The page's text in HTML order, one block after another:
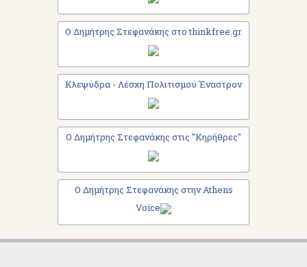
Ο Δημήτρης Στεφανάκης στο thinkfree.gr
Κλεψύδρα - Λέσχη Πολιτισμού Έναστρον
Ο Δημήτρης Στεφανάκης στις "Κηρήθρες"
Ο Δημήτρης Στεφανάκης στην Athens
Voice